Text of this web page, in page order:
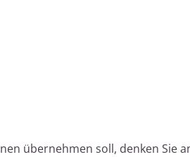
übernehmen soll, denken Sie